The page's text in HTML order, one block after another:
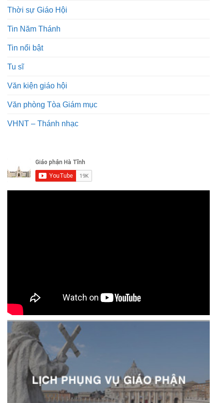
Thời sự Giáo Hội
Tin Năm Thánh
Tin nổi bật
Tu sĩ
Văn kiện giáo hội
Văn phòng Tòa Giám mục
VHNT – Thánh nhạc